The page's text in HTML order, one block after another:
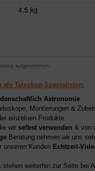
4.5 kg
aufgenommen.
als Teleskop-Spezialisten:
Astronomie
Montierungen &
einzelnen Produkte
wir selbst verwenden & von
Beratung nehmen wir uns
unseren Kunden Echtzeit-
weiterhin zur Seite bei